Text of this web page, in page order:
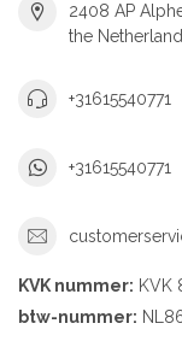
2408 AP
the
+31615540771
+31615540771
KVK nummer: KVK
btw-nummer: